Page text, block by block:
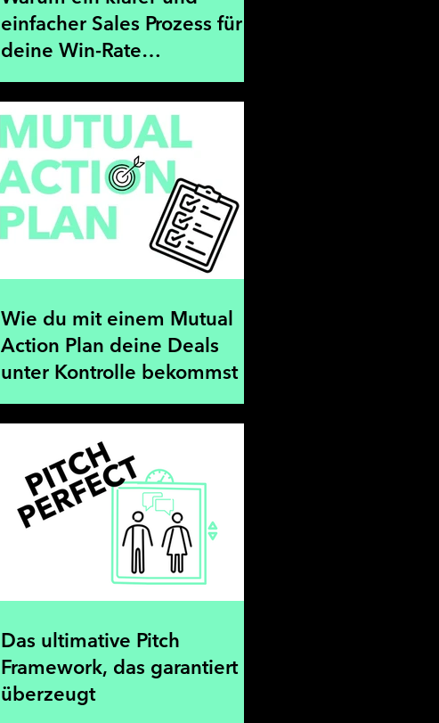
einfacher Sales Prozess für
deine Win-Rate
entscheidend ist
Wie du mit einem Mutual
Action Plan deine Deals
unter Kontrolle bekommst
Das ultimative Pitch
Framework, das garantiert
überzeugt